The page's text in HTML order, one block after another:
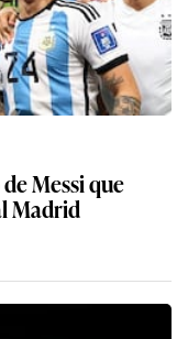
Messi que
Madrid